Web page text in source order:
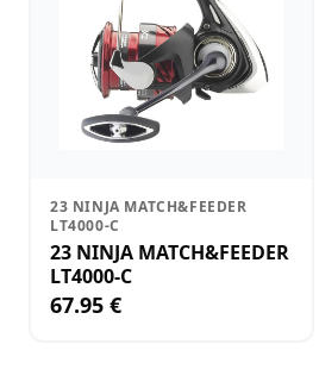
23 NINJA MATCH&FEEDER
LT4000-C
23 NINJA MATCH&FEEDER
LT4000-C
67.95 €